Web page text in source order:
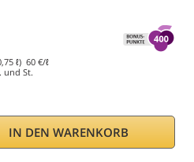
ℓ) 60 €/ℓ
und St.
IN DEN WARENKORB